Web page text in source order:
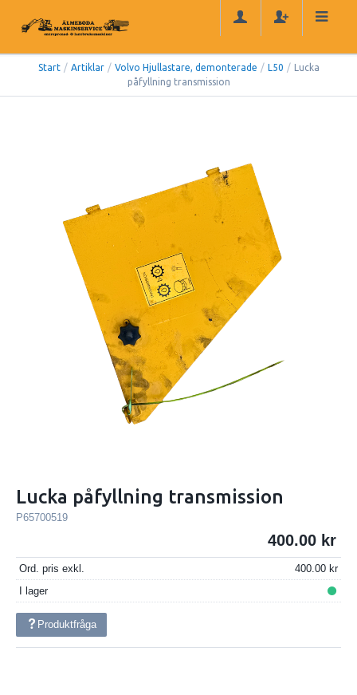
Start / Artiklar / Volvo Hjullastare, demonterade / L50 /
Lucka
påfyllning transmission
Lucka påfyllning transmission
P65700519
400.00
Ord. pris exkl.
400.00
I lager
Produktfråga